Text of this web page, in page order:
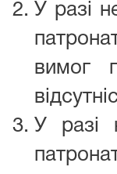
У разі
вимог
У разі